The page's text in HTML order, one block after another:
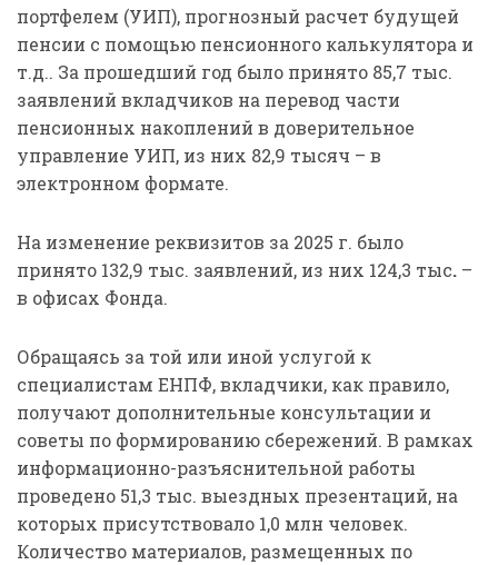
портфелем (УИП), прогнозный расчет будущей
пенсии с помощью пенсионного калькулятора и
т.д.. За прошедший год было принято 85,7 тыс.
заявлений вкладчиков на перевод части
пенсионных накоплений в доверительное
управление УИП, из них 82,9 тысяч – в
электронном формате.
На изменение реквизитов за 2025 г. было
принято 132,9 тыс. заявлений, из них 124,3 тыс. –
в офисах Фонда.
Обращаясь за той или иной услугой к
специалистам ЕНПФ, вкладчики, как правило,
получают дополнительные консультации и
советы по формированию сбережений. В рамках
информационно-разъяснительной работы
проведено 51,3 тыс. выездных презентаций, на
которых присутствовало 1,0 млн человек.
Количество материалов, размещенных по